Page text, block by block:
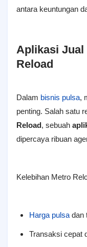
antara keuntungan
Aplikasi Jual
Reload
Dalam bisnis pulsa,
penting. Salah satu
Reload, sebuah
dipercaya ribuan
Kelebihan Metro
Harga pulsa dan
Transaksi cepat